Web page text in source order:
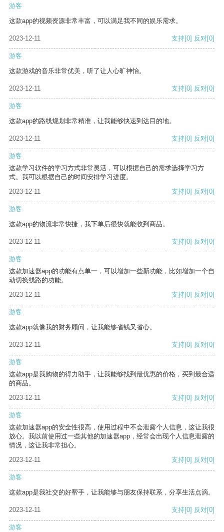
游客
这款app的视频资源非常丰富，可以满足我不同的娱乐需求。
2023-12-11 支持[0] 反对[0]
游客
这款游戏的音乐非常优美，听了让人心旷神怡。
2023-12-11 支持[0] 反对[0]
游客
这款app的路线规划非常精准，让我能够快速到达目的地。
2023-12-11 支持[0] 反对[0]
游客
这款学习软件的学习方式非常灵活，可以根据自己的需求选择学习方
式。我可以根据自己的时间安排学习进度。
2023-12-11
支持[0] 反对[0]
游客
这款app的物流非常快捷，我下单后很快就能收到商品。
2023-12-11 支持[0] 反对[0]
游客
这款加速器app的功能有点单一，可以增加一些新功能，比如增加一个自
动切换线路的功能。
2023-12-11
支持[0] 反对[0]
游客
这款app就像我的财务顾问，让我能够省钱又省心。
2023-12-11 支持[0] 反对[0]
游客
这款app是我购物的得力助手，让我能够找到最优惠的价格，买到最合适
的商品。
2023-12-11
支持[0] 反对[0]
游客
这款加速器app的安全性很高，使用过程中不会泄露个人信息，这让我很
放心。我以前使用过一些其他的加速器app，经常会出现个人信息泄露的
情况，这让我非常担心。
2023-12-11
支持[0] 反对[0]
游客
这款app是我社交的好帮手，让我能够与朋友保持联系，分享生活点滴。
2023-12-11 支持[0] 反对[0]
游客